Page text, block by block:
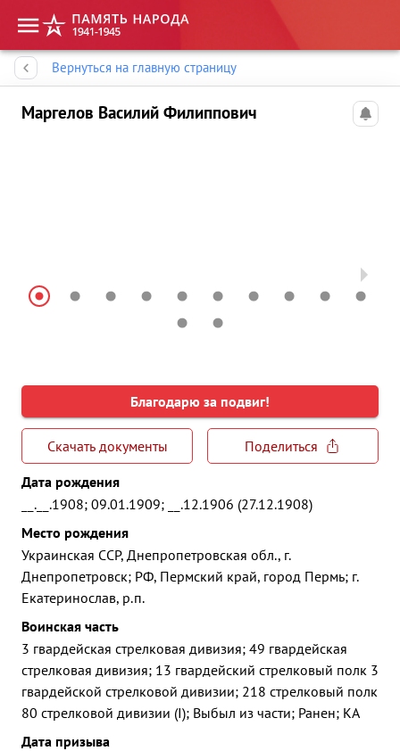
Вернуться на главную страницу
Маргелов Василий Филиппович
Благодарю за подвиг!
Скачать документы
Поделиться
Дата рождения
__.__.1908; 09.01.1909; __.12.1906 (27.12.1908)
Место рождения
Украинская ССР, Днепропетровская обл., г.
Днепропетровск; РФ, Пермский край, город Пермь; г.
Екатеринослав, р.п.
Воинская часть
3 гвардейская стрелковая дивизия; 49 гвардейская
стрелковая дивизия; 13 гвардейский стрелковый полк 3
гвардейской стрелковой дивизии; 218 стрелковый полк
80 стрелковой дивизии (I); Выбыл из части; Ранен; КА
Дата призыва
Память народа